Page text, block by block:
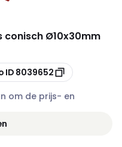
conisch Ø10x30mm
ID 8039652
om de prijs- en